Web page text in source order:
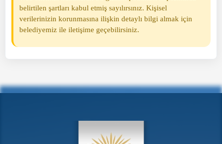
belirtilen şartları kabul etmiş sayılırsınız. Kişisel
verilerinizin korunmasına ilişkin detaylı bilgi almak için
belediyemiz ile iletişime geçebilirsiniz.